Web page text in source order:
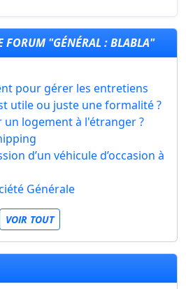
FORUM "GÉNÉRAL : BLABLA"
pour gérer les entretiens
utile ou juste une formalité ?
logement à l'étranger ?
d’un véhicule d’occasion à
Générale
VOIR TOUT